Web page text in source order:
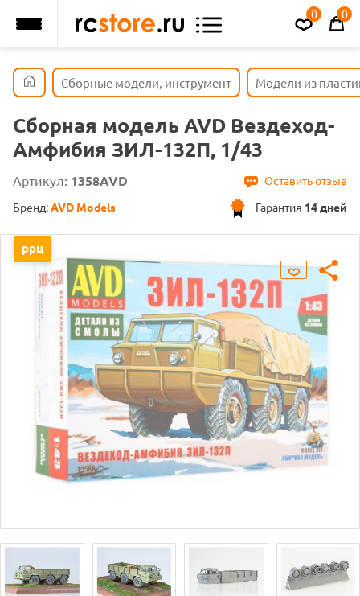
0 0
Сборные модели, инструмент Модели из
Сборная модель AVD Вездеход-
Амфибия ЗИЛ-132П, 1/43
Артикул: 1358AVD
Оставить отзыв
Гарантия 14 дней
Бренд:AVD Models
ррц